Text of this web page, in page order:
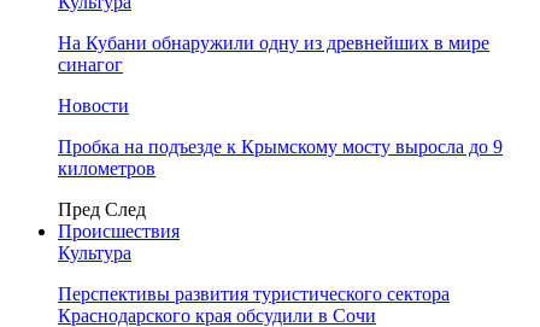
На Кубани обнаружили одну из древнейших в мире
синагог
Новости
Пробка на подъезде к Крымскому мосту выросла до 9
километров
Пред След
Происшествия
Культура
Перспективы развития туристического сектора
Краснодарского края обсудили в Сочи